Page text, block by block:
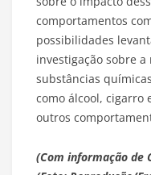
comportamentos
possibilidades
investigação sobre
substâncias
como álcool, cigarro
outros
(Com informação de